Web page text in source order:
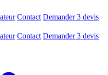
Contact Demander 3 devis
Contact Demander 3 devis